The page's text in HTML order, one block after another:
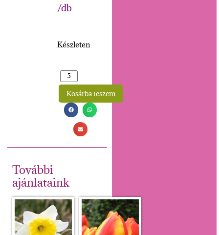
/db
Készleten
Kosárba teszem
Alternative:
További
ajánlataink